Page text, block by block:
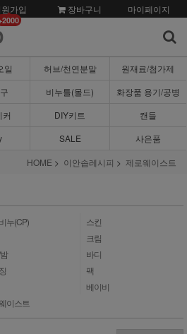
가입 장바구니 마이페이지
일 허브/천연분말
원재료/첨가제
비누틀(몰드)
화장품 용기/공병
DIY키트
캔들
SALE
사은품
HOME 이안솝레시피 제로웨이스트
누(CP)
스킨
크림
바디
팩
베이비
이스트